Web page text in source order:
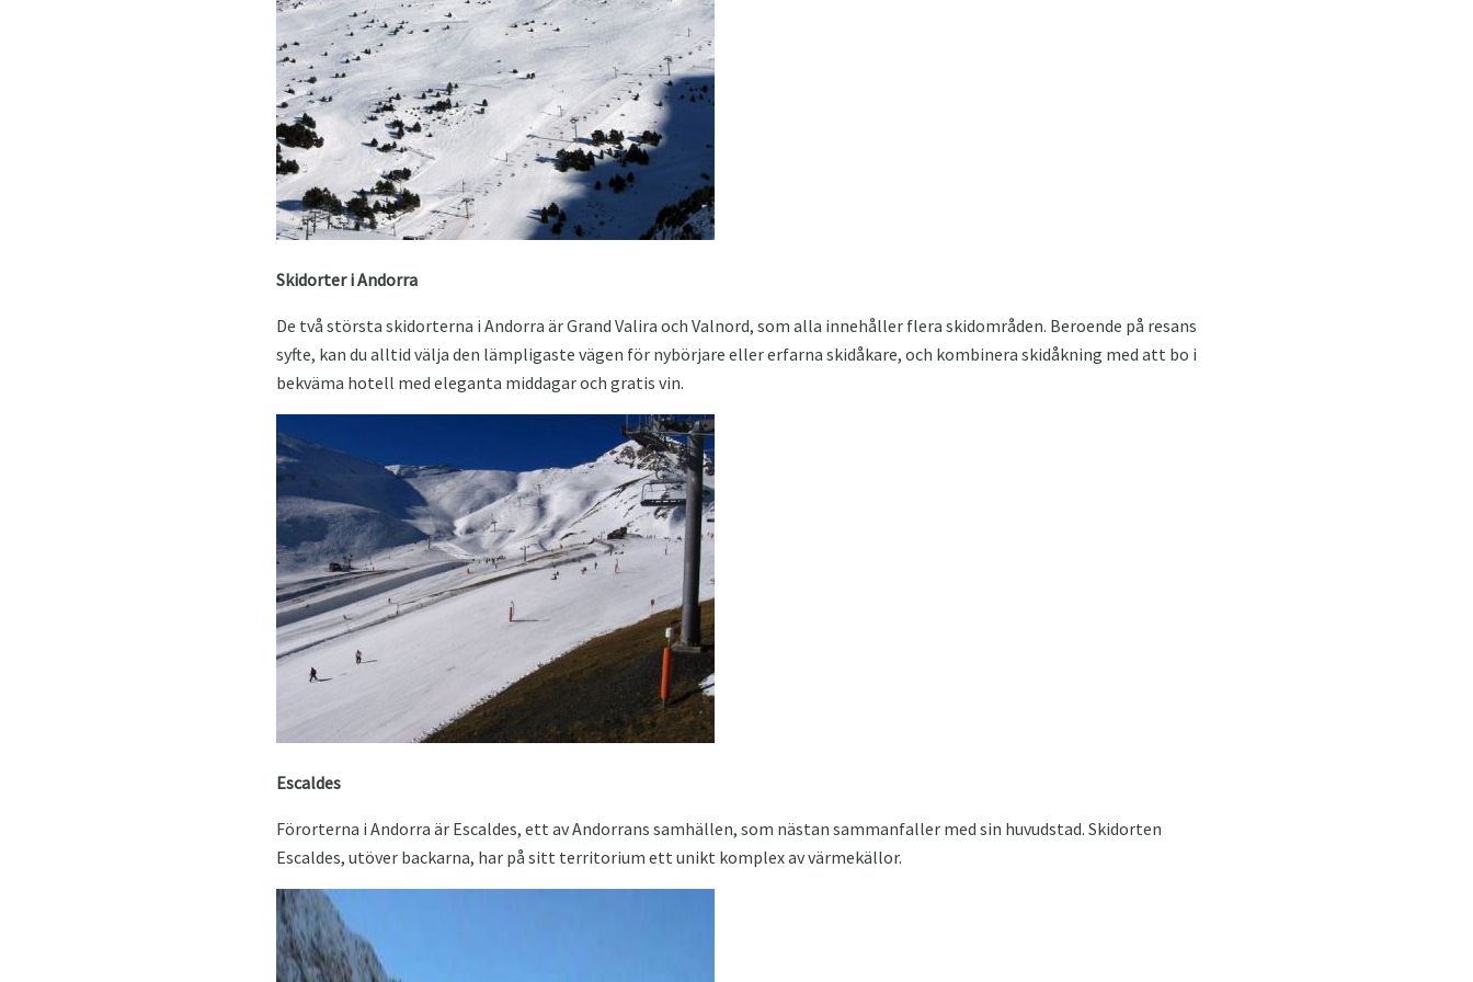
Skidorter i Andorra
De två största skidorterna i Andorra är Grand Valira och Valnord, som alla innehåller flera skidområden. Beroende på resans
syfte, kan du alltid välja den lämpligaste vägen för nybörjare eller erfarna skidåkare, och kombinera skidåkning med att bo i
bekväma hotell med eleganta middagar och gratis vin.
Escaldes
Förorterna i Andorra är Escaldes, ett av Andorrans samhällen, som nästan sammanfaller med sin huvudstad. Skidorten
Escaldes, utöver backarna, har på sitt territorium ett unikt komplex av värmekällor.